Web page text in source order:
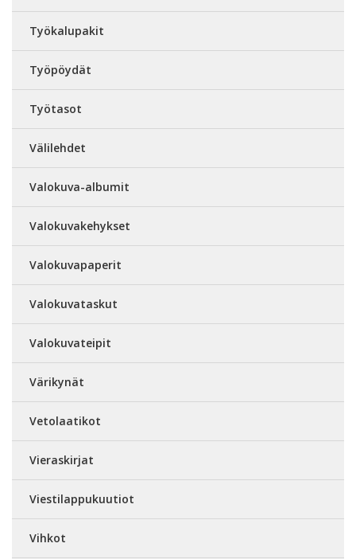
Työkalupakit
Työpöydät
Työtasot
Välilehdet
Valokuva-albumit
Valokuvakehykset
Valokuvapaperit
Valokuvataskut
Valokuvateipit
Värikynät
Vetolaatikot
Vieraskirjat
Viestilappukuutiot
Vihkot